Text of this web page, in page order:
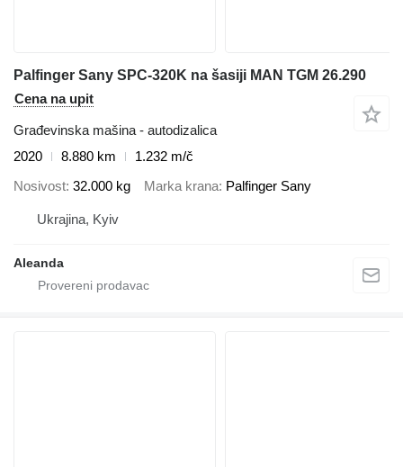
Palfinger Sany SPC-320K na šasiji MAN TGM 26.290
Cena na upit
Građevinska mašina - autodizalica
2020
8.880 km
1.232 m/č
Nosivost 32.000 kg Marka krana Palfinger Sany
Ukrajina, Kyiv
Aleanda